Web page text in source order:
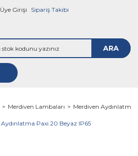
Üye Girişi Sipariş Takibi
ARA
Merdiven Lambaları Merdiven Aydınlatma